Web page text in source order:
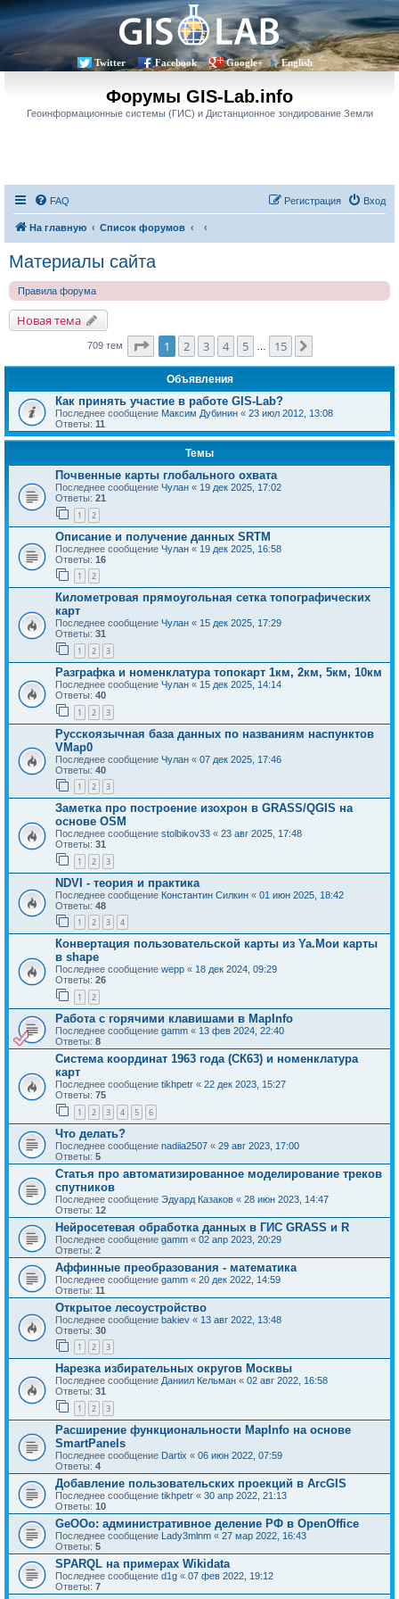
Twitter Facebook Google+ English
Форумы GIS-Lab.info
Геоинформационные системы (ГИС) и Дистанционное зондирование Земли
FAQ Вход
Регистрация
На главную Список форумов
Материалы сайта
Правила форума
Новая тема
709 тем Страница1 из
1 2 3 4 5 15
Объявления
Как принять участие в работе GIS-Lab?
Последнее сообщение Максим Дубинин « 23 июл 2012, 13:08
Ответы: 11
Темы
Почвенные карты глобального охвата
Последнее сообщение Чулан « 19 дек 2025, 17:02
Ответы: 21
1 2
Описание и получение данных SRTM
Последнее сообщение Чулан « 19 дек 2025, 16:58
Ответы: 16
1 2
Километровая прямоугольная сетка топографических
карт
Последнее сообщение Чулан « 15 дек 2025, 17:29
Ответы: 31
1 2 3
Разграфка и номенклатура топокарт 1км, 2км, 5км, 10км
Последнее сообщение Чулан « 15 дек 2025, 14:14
Ответы: 40
1 2 3
Русскоязычная база данных по названиям наспунктов
VMap0
Последнее сообщение Чулан « 07 дек 2025, 17:46
Ответы: 40
1 2 3
Заметка про построение изохрон в GRASS/QGIS на
основе OSM
Последнее сообщение stolbikov33 « 23 авг 2025, 17:48
Ответы: 31
1 2 3
NDVI - теория и практика
Последнее сообщение Константин Силкин « 01 июн 2025, 18:42
Ответы: 48
1 2 3 4
Конвертация пользовательской карты из Ya.Мои карты
в shape
Последнее сообщение wepp « 18 дек 2024, 09:29
Ответы: 26
1 2
Работа с горячими клавишами в MapInfo
Последнее сообщение gamm « 13 фев 2024, 22:40
Ответы: 8
Система координат 1963 года (СК63) и номенклатура
карт
Последнее сообщение tikhpetr « 22 дек 2023, 15:27
Ответы: 75
1 2 3 4 5 6
Что делать?
Последнее сообщение nadiia2507 « 29 авг 2023, 17:00
Ответы: 5
Статья про автоматизированное моделирование треков
спутников
Последнее сообщение Эдуард Казаков « 28 июн 2023, 14:47
Ответы: 12
Нейросетевая обработка данных в ГИС GRASS и R
Последнее сообщение gamm « 02 апр 2023, 20:29
Ответы: 2
Аффинные преобразования - математика
Последнее сообщение gamm « 20 дек 2022, 14:59
Ответы: 11
Открытое лесоустройство
Последнее сообщение bakiev « 13 авг 2022, 13:48
Ответы: 30
1 2 3
Нарезка избирательных округов Москвы
Последнее сообщение Даниил Кельман « 02 авг 2022, 16:58
Ответы: 31
1 2 3
Расширение функциональности MapInfo на основе
SmartPanels
Последнее сообщение Dartix « 06 июн 2022, 07:59
Ответы: 4
Добавление пользовательских проекций в ArcGIS
Последнее сообщение tikhpetr « 30 апр 2022, 21:13
Ответы: 10
GeOOo: административное деление РФ в OpenOffice
Последнее сообщение Lady3mlnm « 27 мар 2022, 16:43
Ответы: 5
SPARQL на примерах Wikidata
Последнее сообщение d1g « 07 фев 2022, 19:12
Ответы: 7